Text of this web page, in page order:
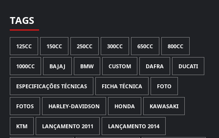
TAGS
125CC 150CC 250CC 300CC 650CC 800CC
1000CC BAJAJ BMW CUSTOM DAFRA DUCATI
ESPECIFICAÇÕES TÉCNICAS FICHA TÉCNICA FOTO
FOTOS HARLEY-DAVIDSON HONDA KAWASAKI
KTM LANÇAMENTO 2011 LANÇAMENTO 2014